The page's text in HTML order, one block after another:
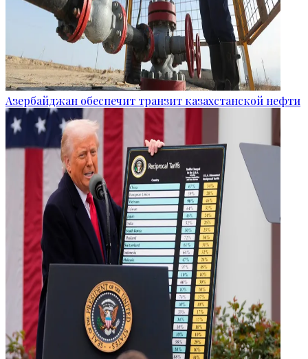
Азербайджан обеспечит транзит казахстанской нефти